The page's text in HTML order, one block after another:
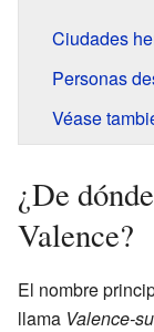
Ciudades
Personas
Véase
¿De
Valence?
El nombre
llama Valence-